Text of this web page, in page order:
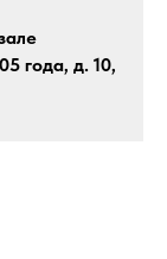
года, д. 10,